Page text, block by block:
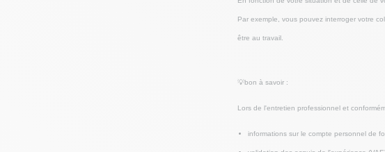
Par exemple, vous pouvez interroger votre
être au travail.
💡bon à savoir :
Lors de l'entretien professionnel et
informations sur le compte personnel de